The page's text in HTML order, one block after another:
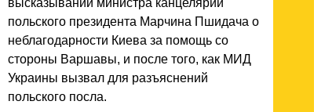
польского президента Марчина Пшидача о
неблагодарности Киева за помощь со
стороны Варшавы, и после того, как МИД
Украины вызвал для разъяснений
польского посла.